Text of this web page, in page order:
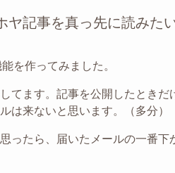
ヤ記事を真っ先に読みた
を作ってみました。
てます。記事を公開したとき
は来ないと思います。（多分）
ったら、届いたメールの一番